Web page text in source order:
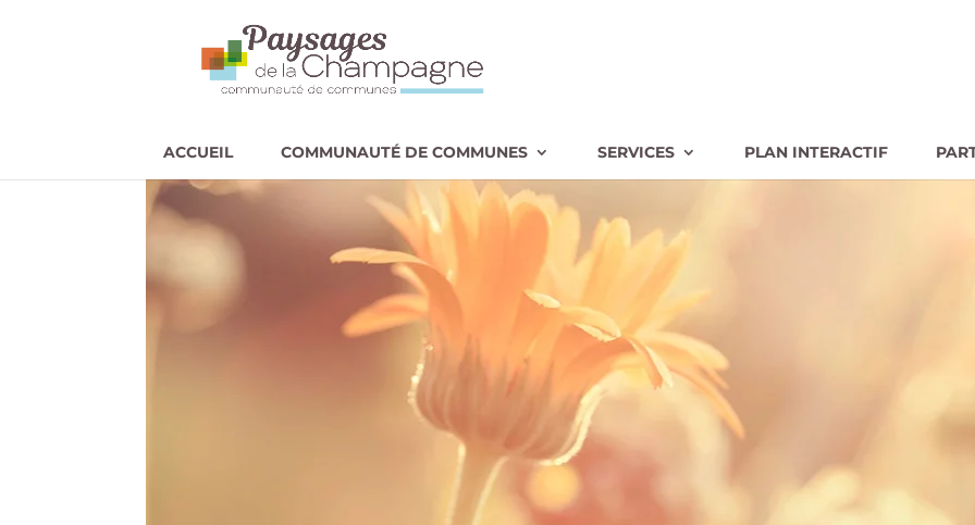
ACCUEIL COMMUNAUTÉ DE COMMUNES SERVICES PLAN INTERACTIF